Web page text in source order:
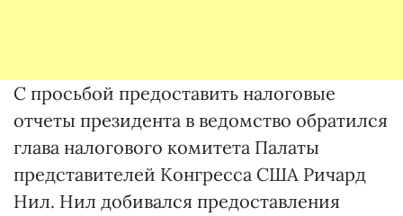
С просьбой предоставить налоговые
отчеты президента в ведомство обратился
глава налогового комитета Палаты
представителей Конгресса США Ричард
Нил. Нил добивался предоставления